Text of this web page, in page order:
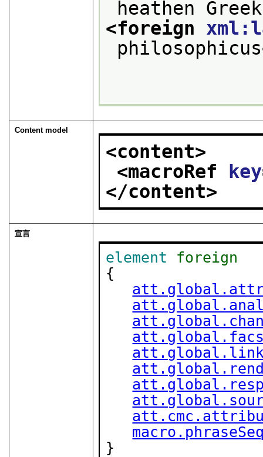
<foreign
philosophicus
Content model
<content>
<macroRef
key
</content>
宣言
element
foreign
{
}